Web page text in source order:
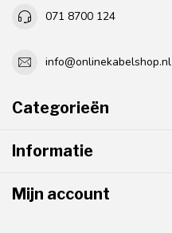
071 8700 124
info@onlinekabelshop.nl
Categorieën
Informatie
Mijn account